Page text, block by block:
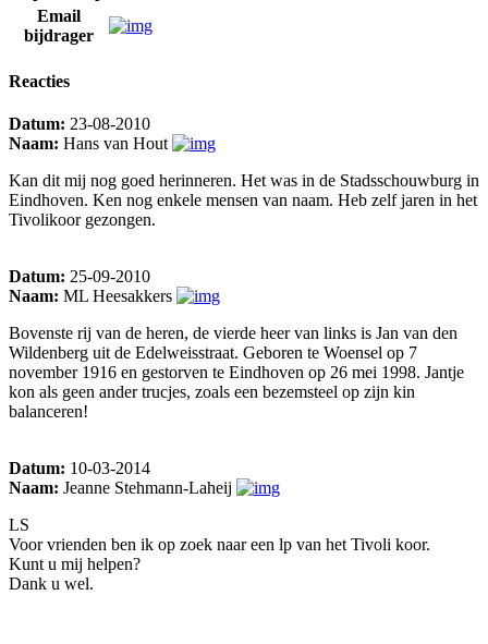
Email
bijdrager
Reacties
Datum: 23-08-2010
Naam: Hans van Hout
Kan dit mij nog goed herinneren. Het was in de Stadsschouwburg in
Eindhoven. Ken nog enkele mensen van naam. Heb zelf jaren in het
Tivolikoor gezongen.
Datum: 25-09-2010
Naam: ML Heesakkers
Bovenste rij van de heren, de vierde heer van links is Jan van den
Wildenberg uit de Edelweisstraat. Geboren te Woensel op 7
november 1916 en gestorven te Eindhoven op 26 mei 1998. Jantje
kon als geen ander trucjes, zoals een bezemsteel op zijn kin
balanceren!
Datum: 10-03-2014
Naam: Jeanne Stehmann-Laheij
LS
Voor vrienden ben ik op zoek naar een lp van het Tivoli koor.
Kunt u mij helpen?
Dank u wel.